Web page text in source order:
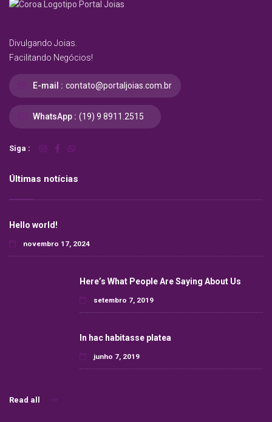
Divulgando Joias.
Facilitando Negócios!
E-mail : contato@portaljoias.com.br
WhatsApp : (19) 9 8911.2515
Siga :
Últimas notícias
Hello world!
novembro 17, 2024
Here’s What People Are Saying About Us
setembro 7, 2019
In hac habitasse platea
junho 7, 2019
Read all